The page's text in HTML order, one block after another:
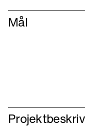
Mål